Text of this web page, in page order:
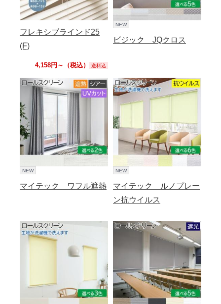
フレキシブラインド25
(F)
4,158円～（税込） 送料込
NEW
ビジック JQクロス
NEW
マイテック ワフル遮熱
NEW
マイテック ルノプレー
ン抗ウイルス